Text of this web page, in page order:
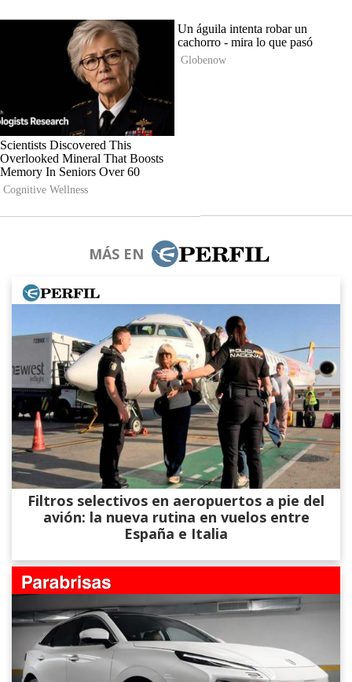
MÁS EN
Filtros selectivos en aeropuertos a pie del
avión: la nueva rutina en vuelos entre
España e Italia